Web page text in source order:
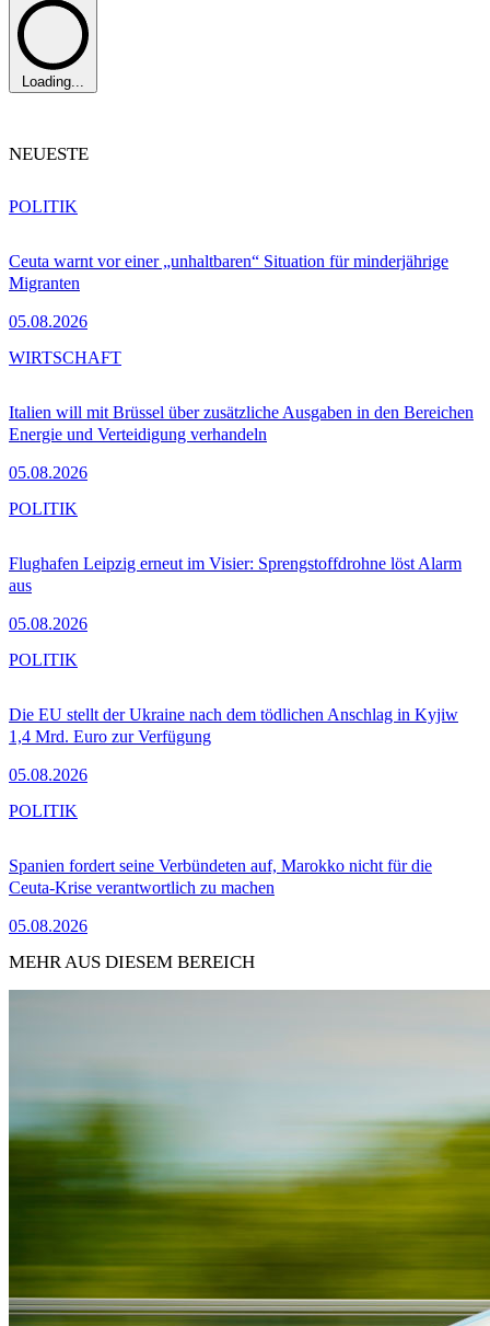
Loading...
NEUESTE
Ceuta warnt vor einer „unhaltbaren“ Situation für minderjährige
Migranten
05.08.2026
POLITIK
Italien will mit Brüssel über zusätzliche Ausgaben in den Bereichen
Energie und Verteidigung verhandeln
05.08.2026
WIRTSCHAFT
Flughafen Leipzig erneut im Visier: Sprengstoffdrohne löst Alarm
aus
05.08.2026
POLITIK
Die EU stellt der Ukraine nach dem tödlichen Anschlag in Kyjiw
1,4 Mrd. Euro zur Verfügung
05.08.2026
POLITIK
Spanien fordert seine Verbündeten auf, Marokko nicht für die
Ceuta-Krise verantwortlich zu machen
05.08.2026
POLITIK
MEHR AUS DIESEM BEREICH